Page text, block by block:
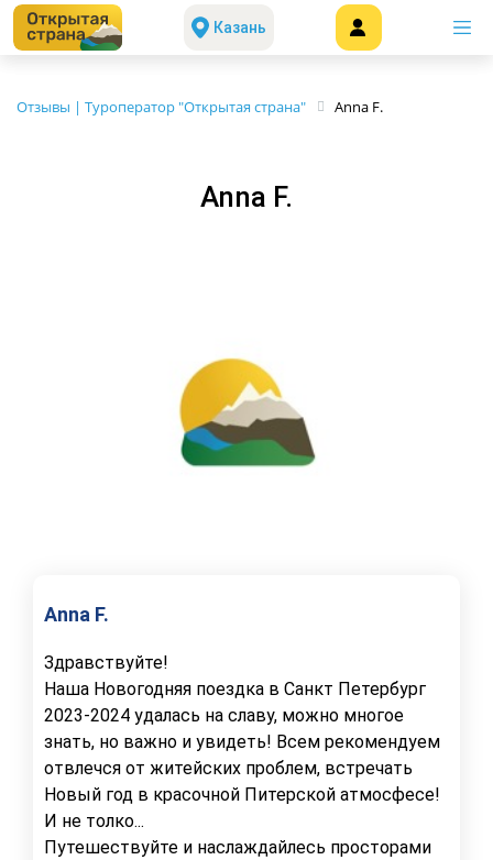
Казань
Отзывы | Туроператор "Открытая страна" Anna F.
Anna F.
Anna F.
Здравствуйте!
Наша Новогодняя поездка в Санкт Петербург
2023-2024 удалась на славу, можно многое
знать, но важно и увидеть! Всем рекомендуем
отвлечся от житейских проблем, встречать
Новый год в красочной Питерской атмосфесе!
И не толко...
Путешествуйте и наслаждайлесь просторами